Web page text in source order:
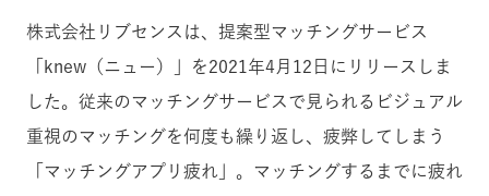
株式会社リブセンスは、提案型マッチングサービス
「knew（ニュー）」を2021年4月12日にリリースしま
した。従来のマッチングサービスで見られるビジュアル
重視のマッチングを何度も繰り返し、疲弊してしまう
「マッチングアプリ疲れ」。マッチングするまでに疲れ